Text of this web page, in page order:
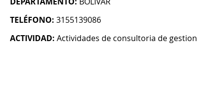
TELÉFONO: 3155139086
ACTIVIDAD: Actividades de consultoria de gestion